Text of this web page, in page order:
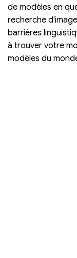
de modèles en
recherche
barrières
à trouver votre
modèles du